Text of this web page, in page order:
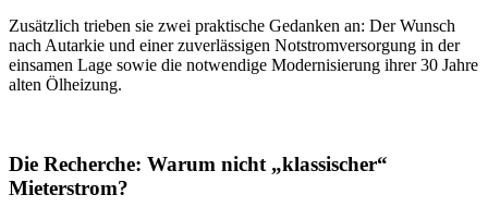
Zusätzlich trieben sie zwei praktische Gedanken an: Der Wunsch
nach Autarkie und einer zuverlässigen Notstromversorgung in der
einsamen Lage sowie die notwendige Modernisierung ihrer 30 Jahre
alten Ölheizung.
Die Recherche: Warum nicht „klassischer“
Mieterstrom?